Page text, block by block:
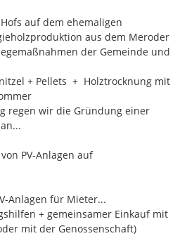
auf dem ehemaligen
aus dem Meroder
der Gemeinde und
+ Pellets  +  Holztrocknung mit
regen wir die Gründung einer
PV-Anlagen auf
Anlagen für Mieter...
+ gemeinsamer Einkauf mit
mit der Genossenschaft)